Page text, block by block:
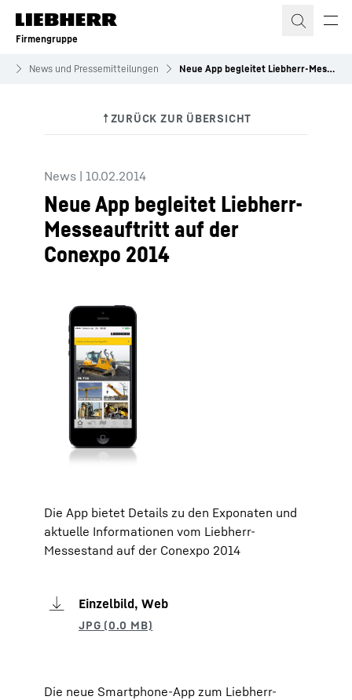
Zum Inhalt springen
Firmengruppe
News und Pressemitteilungen Neue App begleitet Liebherr-Messeauftritt auf der Conexpo 2014
News | 10.02.2014
Neue App begleitet Liebherr-
Messeauftritt auf der
Conexpo 2014
Die App bietet Details zu den Exponaten und
aktuelle Informationen vom Liebherr-
Messestand auf der Conexpo 2014
Einzelbild, Web
Die neue Smartphone-App zum Liebherr-